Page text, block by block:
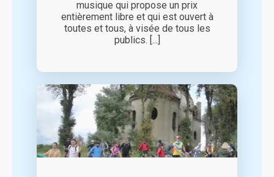
musique qui propose un prix
entièrement libre et qui est ouvert à
toutes et tous, à visée de tous les
publics. [...]